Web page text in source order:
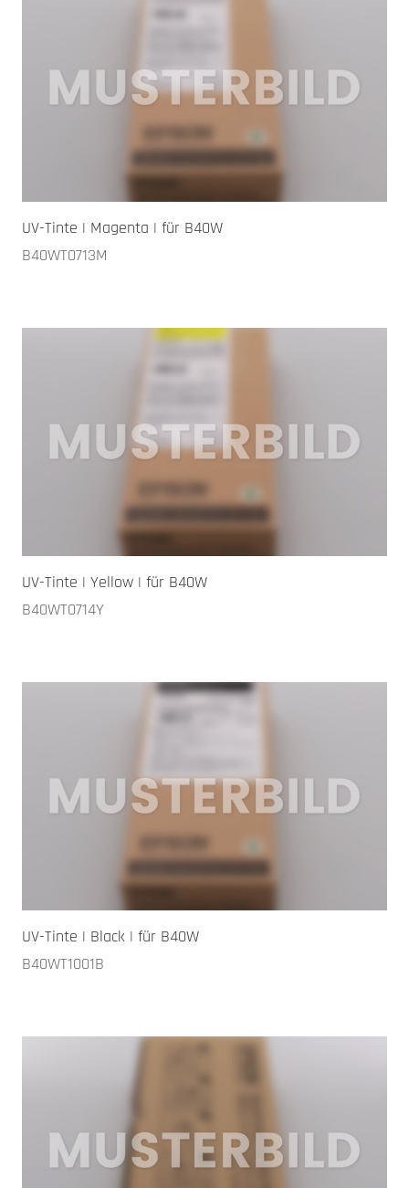
UV-Tinte | Magenta | für B40W
B40WT0713M
UV-Tinte | Yellow | für B40W
B40WT0714Y
UV-Tinte | Black | für B40W
B40WT1001B